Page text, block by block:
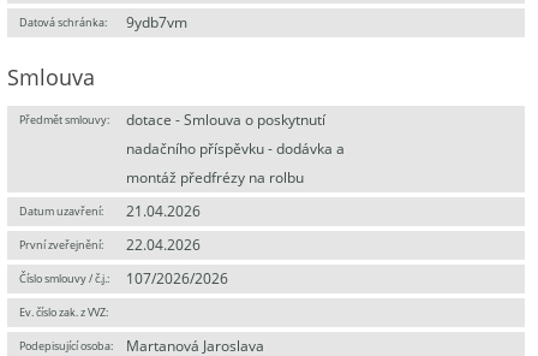
Datová schránka: 9ydb7vm
Smlouva
Předmět smlouvy:
dotace - Smlouva o poskytnutí
nadačního příspěvku - dodávka a
montáž předfrézy na rolbu
Datum uzavření: 21.04.2026
První zveřejnění: 22.04.2026
Číslo smlouvy / č.j.: 107/2026/2026
Ev. číslo zak. z VVZ:
Podepisující osoba: Martanová Jaroslava